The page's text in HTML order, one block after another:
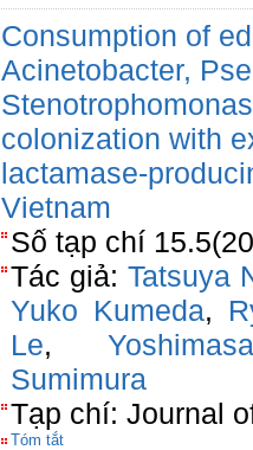
Consumption of
Acinetobacter,
colonization with
lactamase-
Vietnam
Số tạp chí
Tác giả: Tatsuya
Yuko Kumeda,
Le,
Sumimura
Tạp chí: Journal
Tóm tắt